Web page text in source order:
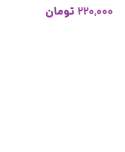
220,000 تومان